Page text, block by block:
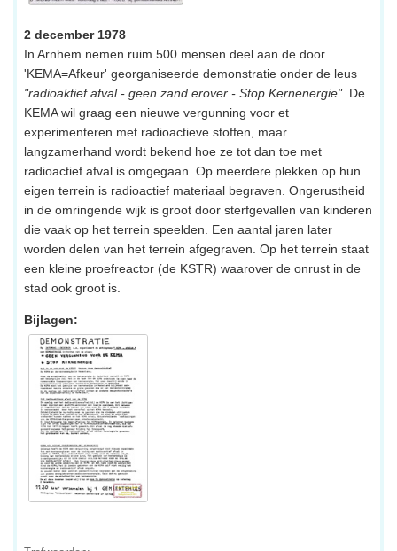
2 december 1978
In Arnhem nemen ruim 500 mensen deel aan de door
'KEMA=Afkeur' georganiseerde demonstratie onder de leus
"radioaktief afval - geen zand erover - Stop Kernenergie". De
KEMA wil graag een nieuwe vergunning voor et
experimenteren met radioactieve stoffen, maar
langzamerhand wordt bekend hoe ze tot dan toe met
radioactief afval is omgegaan. Op meerdere plekken op hun
eigen terrein is radioactief materiaal begraven. Ongerustheid
in de omringende wijk is groot door sterfgevallen van kinderen
die vaak op het terrein speelden. Een aantal jaren later
worden delen van het terrein afgegraven. Op het terrein staat
een kleine proefreactor (de KSTR) waarover de onrust in de
stad ook groot is.
Bijlagen: